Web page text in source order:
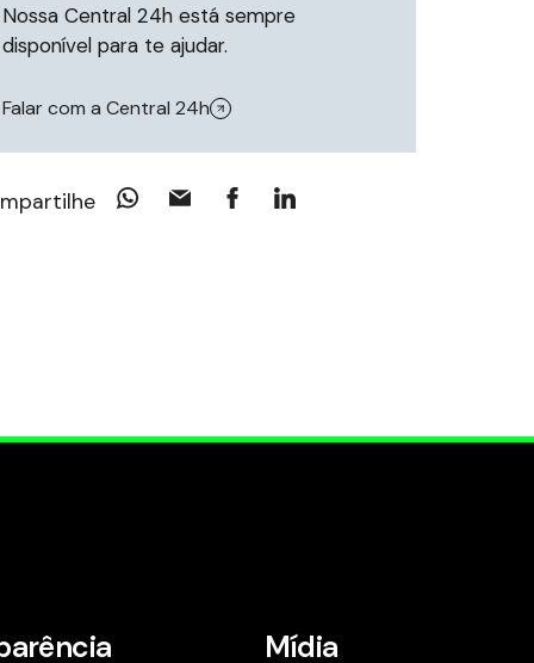
Nossa Central 24h está sempre
disponível para te ajudar.
Falar com a Central 24h
Mídia